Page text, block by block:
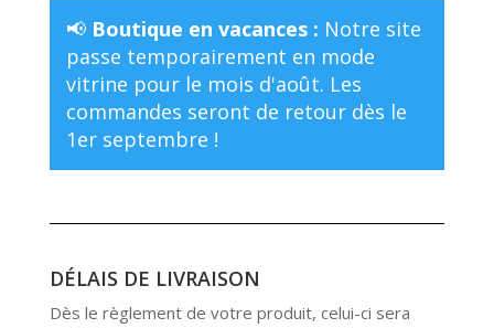
📢 Boutique en vacances : Notre site
passe temporairement en mode
vitrine pour le mois d'août. Les
commandes seront de retour dès le
1er septembre !
DÉLAIS DE LIVRAISON
Dès le règlement de votre produit, celui-ci sera